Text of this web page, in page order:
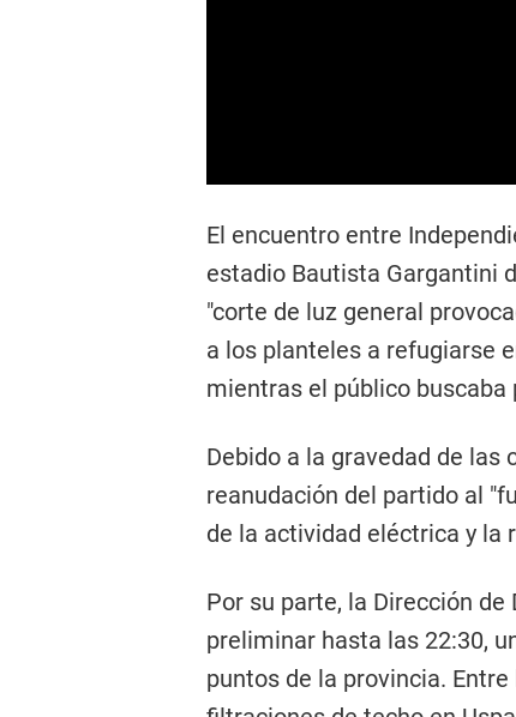
El encuentro entre
estadio Bautista Gargantini
"corte de luz general
a los planteles a refugiarse
mientras el público
Debido a la gravedad de las
reanudación del partido al
de la actividad eléctrica y la
Por su parte, la Dirección
preliminar hasta las 22:30,
puntos de la provincia.